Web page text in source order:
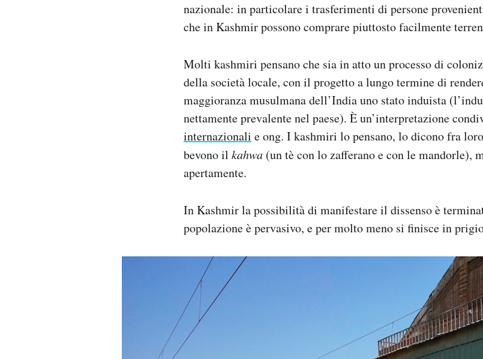
nazionale: in particolare i trasferimenti di persone
che in Kashmir possono comprare piuttosto facilmente
Molti kashmiri pensano che sia in atto un processo di
della società locale, con il progetto a lungo termine di
maggioranza musulmana dell’India uno stato induista
nettamente prevalente nel paese). È un’interpretazione
internazionali e ong. I kashmiri lo pensano, lo dicono fra
bevono il kahwa (un tè con lo zafferano e con le mandorle),
apertamente.
In Kashmir la possibilità di manifestare il dissenso è
popolazione è pervasivo, e per molto meno si finisce in